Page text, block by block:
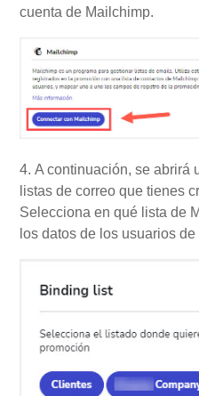
cuenta de Mailchimp.
4. A continuación, se abrirá
listas de correo que tienes
Selecciona en qué lista de
los datos de los usuarios